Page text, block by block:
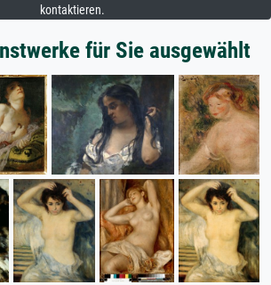
kontaktieren.
für Sie ausgewählt